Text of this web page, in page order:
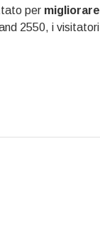
per migliorare
2550, i visitatori